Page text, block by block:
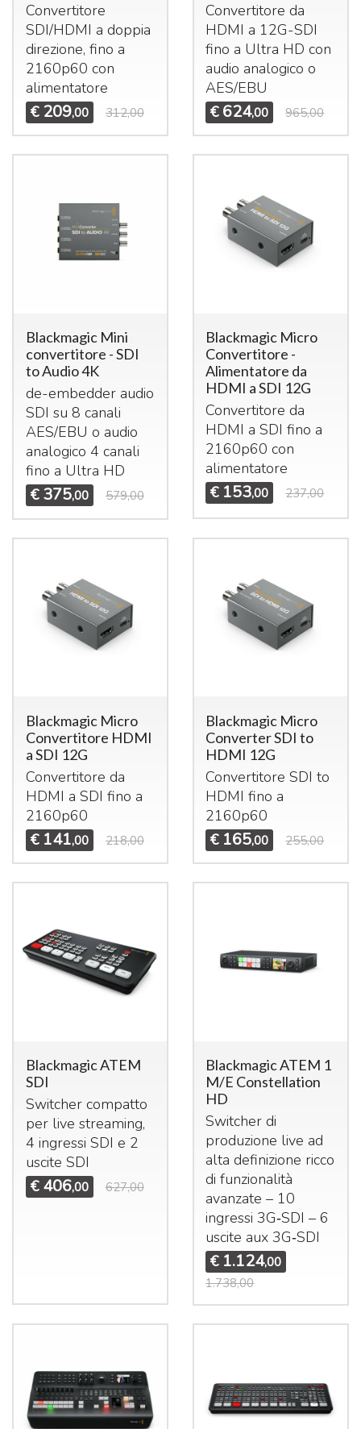
Convertitore
SDI/HDMI a doppia
direzione, fino a
2160p60 con
alimentatore
€ 209,00 312,00
Convertitore da
HDMI a 12G-SDI
fino a Ultra HD con
audio analogico o
AES/EBU
€ 624,00 965,00
Blackmagic Mini
convertitore - SDI
to Audio 4K
de-embedder audio
SDI su 8 canali
AES/EBU o audio
analogico 4 canali
fino a Ultra HD
€ 375,00 579,00
Blackmagic Micro
Convertitore -
Alimentatore da
HDMI a SDI 12G
Convertitore da
HDMI aSDI fino a
2160p60 con
alimentatore
€ 153,00 237,00
Blackmagic Micro
Convertitore HDMI
a SDI 12G
Convertitore da
HDMI a SDI fino a
2160p60
€ 141,00 218,00
Blackmagic Micro
Converter SDI to
HDMI 12G
ConvertitoreSDI to
HDMI fino a
2160p60
€ 165,00 255,00
Blackmagic ATEM
SDI
Switcher compatto
per live streaming,
4 ingressi SDI e 2
uscite SDI
€ 406,00 627,00
Blackmagic ATEM 1
M/E Constellation
HD
Switcher di
produzione live ad
alta definizione ricco
di funzionalità
avanzate – 10
ingressi 3G‑SDI – 6
uscite aux 3G‑SDI
€ 1.124,00
1.738,00